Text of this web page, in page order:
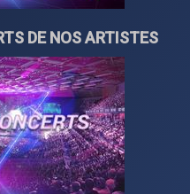
DE NOS ARTISTES